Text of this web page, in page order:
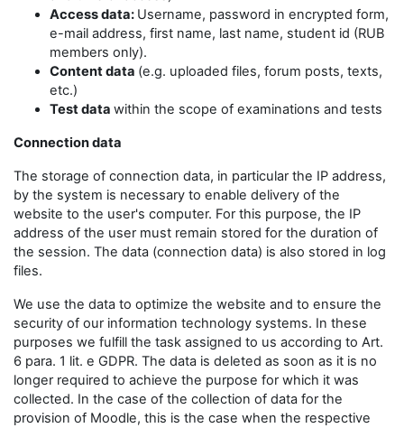
Access data: Username, password in encrypted form,
e-mail address, first name, last name, student id (RUB
members only).
Content data (e.g. uploaded files, forum posts, texts,
etc.)
Test data within the scope of examinations and tests
Connection data
The storage of connection data, in particular the IP address,
by the system is necessary to enable delivery of the
website to the user's computer. For this purpose, the IP
address of the user must remain stored for the duration of
the session. The data (connection data) is also stored in log
files.
We use the data to optimize the website and to ensure the
security of our information technology systems. In these
purposes we fulfill the task assigned to us according to Art.
6 para. 1 lit. e GDPR. The data is deleted as soon as it is no
longer required to achieve the purpose for which it was
collected. In the case of the collection of data for the
provision of Moodle, this is the case when the respective